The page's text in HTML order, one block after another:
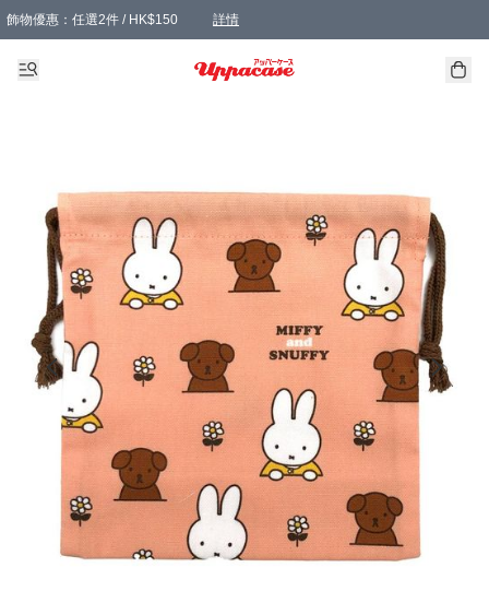
飾物優惠：任選2件 / HK$150 詳情
髮飾優惠：任選2件 / HK$100 詳情
精選襪子優惠：任選3對 / HK$115 詳情
滿額免運：本地訂單滿港幣350元可享免運費優惠